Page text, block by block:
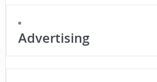
Advertising